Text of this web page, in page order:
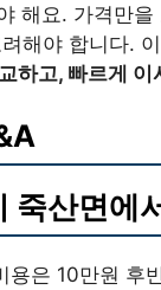
해요. 가격만
해야 합니다.
하고, 빠르게
죽산면에
용은 10만원